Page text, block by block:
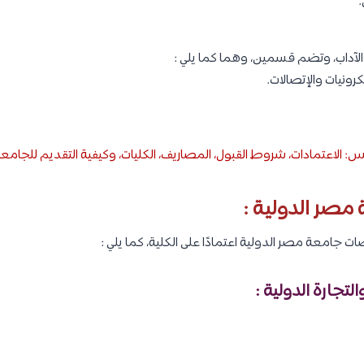
وتضم قسمين، وهما كما يلي :
والإتصالات.
الاعتمادات، شروط القبول، المصاريف، الكليات، وكيفية التقديم
الدولية :
مصر الدولية اعتمادًا على الكلية، كما يلي :